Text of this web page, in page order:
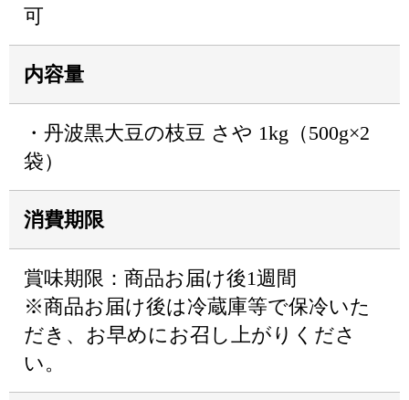
可
内容量
・丹波黒大豆の枝豆 さや 1kg（500g×2
袋）
消費期限
賞味期限：商品お届け後1週間
※商品お届け後は冷蔵庫等で保冷いた
だき、お早めにお召し上がりくださ
い。